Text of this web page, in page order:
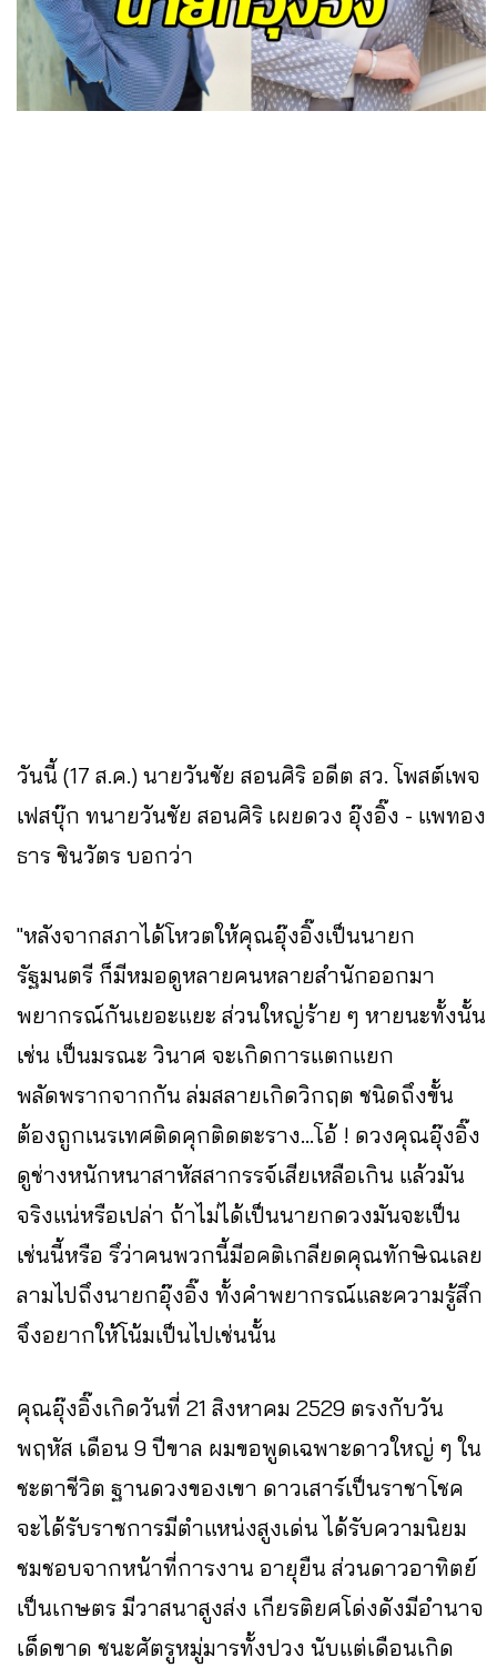
วันนี้ (17 ส.ค.) นายวันชัย สอนศิริ อดีต สว. โพสต์เพจ
เฟสบุ๊ก ทนายวันชัย สอนศิริ เผยดวง อุ๊งอิ๊ง - แพทอง
ธาร ชินวัตร บอกว่า
"หลังจากสภาได้โหวตให้คุณอุ๊งอิ๊งเป็นนายก
รัฐมนตรี ก็มีหมอดูหลายคนหลายสำนักออกมา
พยากรณ์กันเยอะแยะ ส่วนใหญ่ร้าย ๆ หายนะทั้งนั้น
เช่น เป็นมรณะ วินาศ จะเกิดการแตกแยก
พลัดพรากจากกัน ล่มสลายเกิดวิกฤต ชนิดถึงขั้น
ต้องถูกเนรเทศติดคุกติดตะราง...โอ้ ! ดวงคุณอุ๊งอิ๊ง
ดูช่างหนักหนาสาหัสสากรรจ์เสียเหลือเกิน แล้วมัน
จริงแน่หรือเปล่า ถ้าไม่ได้เป็นนายกดวงมันจะเป็น
เช่นนี้หรือ รึว่าคนพวกนี้มีอคติเกลียดคุณทักษิณเลย
ลามไปถึงนายกอุ๊งอิ๊ง ทั้งคำพยากรณ์และความรู้สึก
จึงอยากให้โน้มเป็นไปเช่นนั้น
คุณอุ๊งอิ๊งเกิดวันที่ 21 สิงหาคม 2529 ตรงกับวัน
พฤหัส เดือน 9 ปีขาล ผมขอพูดเฉพาะดาวใหญ่ ๆ ใน
ชะตาชีวิต ฐานดวงของเขา ดาวเสาร์เป็นราชาโชค
จะได้รับราชการมีตำแหน่งสูงเด่น ได้รับความนิยม
ชมชอบจากหน้าที่การงาน อายุยืน ส่วนดาวอาทิตย์
เป็นเกษตร มีวาสนาสูงส่ง เกียรติยศโด่งดังมีอำนาจ
เด็ดขาด ชนะศัตรูหมู่มารทั้งปวง นับแต่เดือนเกิด